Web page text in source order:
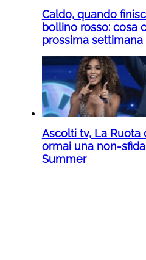
Caldo, quando
bollino rosso: cosa
prossima settimana
Ascolti tv, La
ormai una non-sfida
Summer